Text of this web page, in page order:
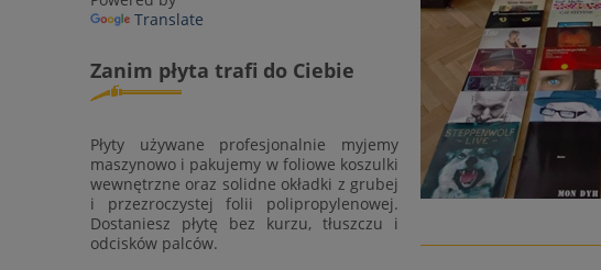
Translate
Zanim płyta trafi do Ciebie
Płyty używane profesjonalnie myjemy
maszynowo i pakujemy w foliowe koszulki
wewnętrzne oraz solidne okładki z grubej
i przezroczystej folii polipropylenowej.
Dostaniesz płytę bez kurzu, tłuszczu i
odcisków palców.